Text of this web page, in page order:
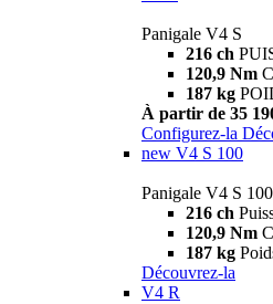
Panigale V4 S
216 ch
120,9 Nm
187 kg
À partir de 35
Configurez-la
new V4 S 100
Panigale V4 S 100
216 ch
120,9 Nm
187 kg
Découvrez-la
V4 R